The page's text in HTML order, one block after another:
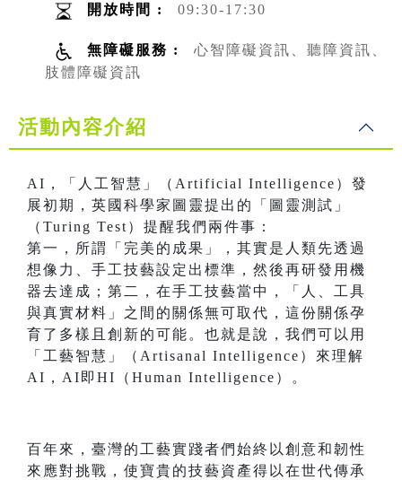
開放時間 : 09:30-17:30
無障礙服務 :
心智障礙資訊、聽障資訊、
肢體障礙資訊
活動內容介紹
AI，「人工智慧」（Artificial Intelligence）發
展初期，英國科學家圖靈提出的「圖靈測試」
（Turing Test）提醒我們兩件事：
第一，所謂「完美的成果」，其實是人類先透過
想像力、手工技藝設定出標準，然後再研發用機
器去達成；第二，在手工技藝當中，「人、工具
與真實材料」之間的關係無可取代，這份關係孕
育了多樣且創新的可能。也就是說，我們可以用
「工藝智慧」（Artisanal Intelligence）來理解
AI，AI即HI（Human Intelligence）。
百年來，臺灣的工藝實踐者們始終以創意和韌性
來應對挑戰，使寶貴的技藝資產得以在世代傳承